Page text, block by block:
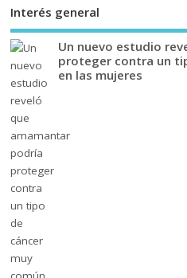
Interés general
Un nuevo estudio
proteger contra un
en las mujeres